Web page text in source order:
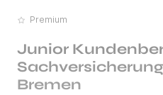
Premium
Junior
Bremen